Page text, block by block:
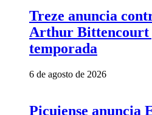
Treze anuncia
Arthur Bittencourt
temporada
6 de agosto de 2026
Picuiense anuncia